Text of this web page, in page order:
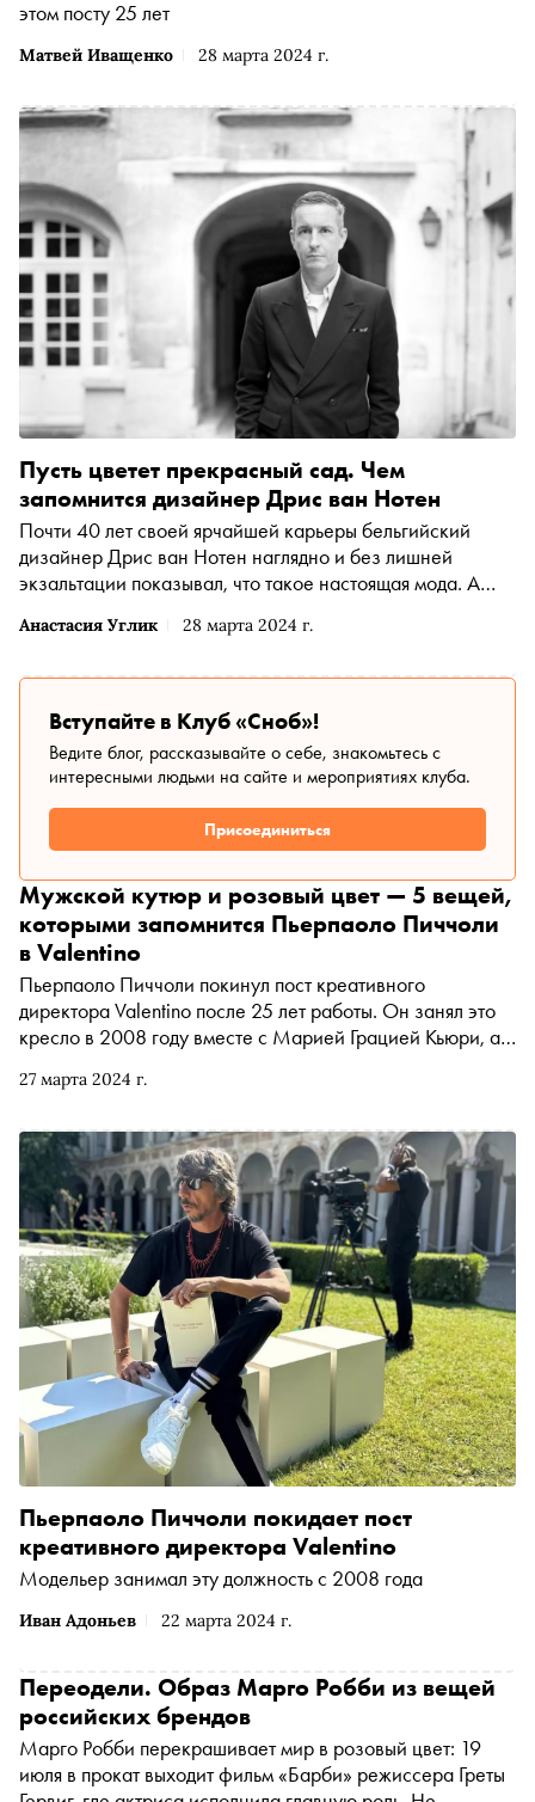
Матвей Иващенко 28 марта 2024 г.
этом посту 25 лет
Анастасия Углик 28 марта 2024 г.
Пусть цветет прекрасный сад. Чем
запомнится дизайнер Дрис ван Нотен
Почти 40 лет своей ярчайшей карьеры бельгийский
дизайнер Дрис ван Нотен наглядно и без лишней
экзальтации показывал, что такое настоящая мода. А
завещание, в которое хочется верить. По просьбе
вспоминает про обаятельного участника
«Антверпенской шестерки», с которым она общалась
лично
Вступайте в Клуб «Сноб»!
Ведите блог, рассказывайте о себе, знакомьтесь с
интересными людьми на сайте и мероприятиях клуба.
Присоединиться
27 марта 2024 г.
Мужской кутюр и розовый цвет — 5 вещей,
которыми запомнится Пьерпаоло Пиччоли
в Valentino
Пьерпаоло Пиччоли покинул пост креативного
директора Valentino после 25 лет работы. Он занял это
кресло в 2008 году вместе с Марией Грацией Кьюри, а
единственным креативным директором. Итальянец
угла не только розовый цвет, но и людей, ценности и
профессиональное сообщество. Обозреватель «Сноба»
Аня Батурина вспомнила его самые знаковые поступки и
показы
Иван Адоньев 22 марта 2024 г.
Пьерпаоло Пиччоли покидает пост
креативного директора Valentino
Модельер занимал эту должность с 2008 года
Переодели. Образ Марго Робби из вещей
российских брендов
Марго Робби перекрашивает мир в розовый цвет: 19
июля в прокат выходит фильм «Барби» режиссера Греты